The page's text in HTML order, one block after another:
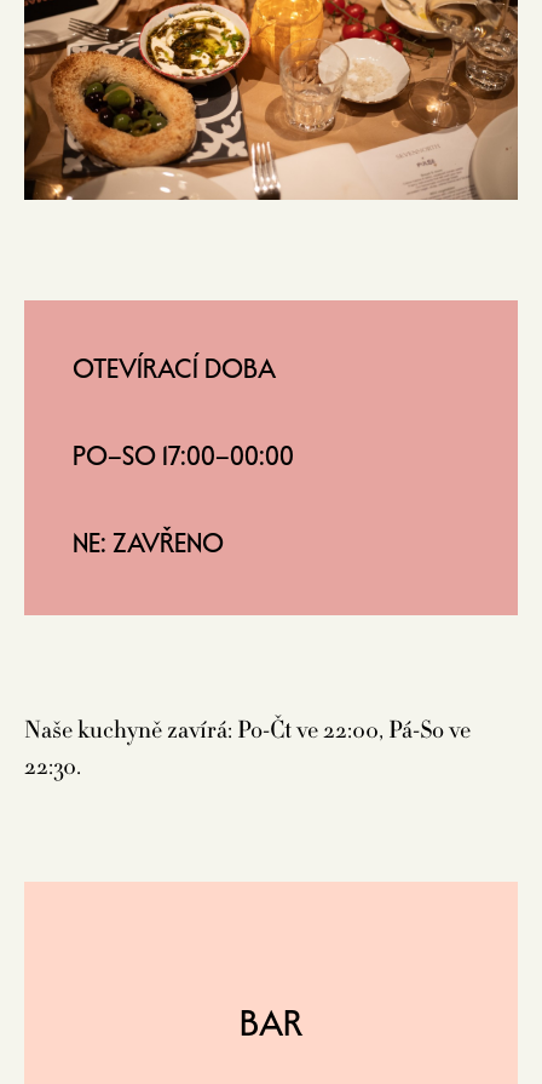
OTEVÍRACÍ DOBA
PO–SO 17:00–00:00
NE: ZAVŘENO
Naše kuchyně zavírá: Po-Čt ve 22:00, Pá-So ve
22:30.
BAR